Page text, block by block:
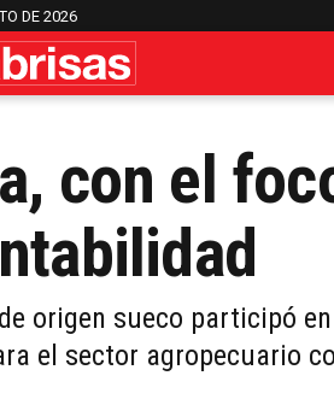
DE 2026
con el
origen sueco participó
el sector agropecuario